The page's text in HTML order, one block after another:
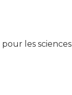
les sciences